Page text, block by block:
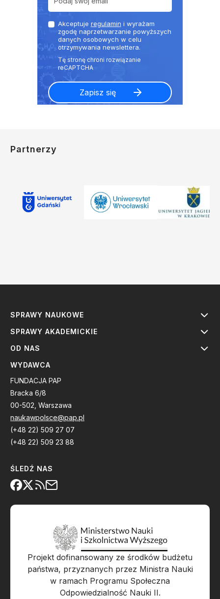
Akceptuje regulamin i wyrażam
zgodę naprzetwarzanie powyższych
danych osobowych w celu
otrzymywania newslettera.
Partnerzy
SPRAWY NAUKOWE
SPRAWY AKADEMICKIE
OD NAS
WYDAWCA
FUNDACJA PAP
Bracka 6/8
00-502, Warszawa
naukawpolsce@pap.pl
(+48 22) 509 27 07
(+48 22) 509 23 88
ŚLEDŹ NAS
Projekt dofinansowany ze środków budżetu
państwa, przyznanych przez Ministra Nauki
w ramach Programu Społeczna
Odpowiedzialność Nauki II.